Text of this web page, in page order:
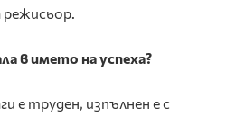
режисьор.
в името на успеха?
е труден, изпълнен е с